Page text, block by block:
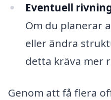
Eventuell
Om du planerar
eller ändra
detta kräva mer
Genom att få flera